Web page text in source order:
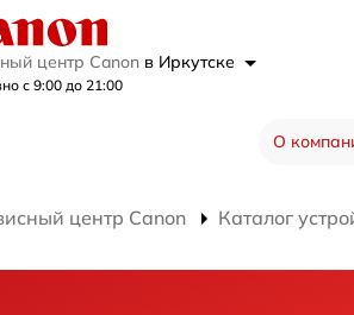
центр Canon в Иркутске
с 9:00 до 21:00
О
центр Canon Каталог